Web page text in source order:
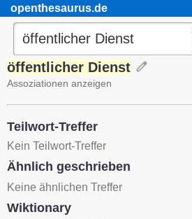
openthesaurus.de
öffentlicher Dienst
Assoziationen anzeigen
Teilwort-Treffer
Kein Teilwort-Treffer
Ähnlich geschrieben
Keine ähnlichen Treffer
Wiktionary